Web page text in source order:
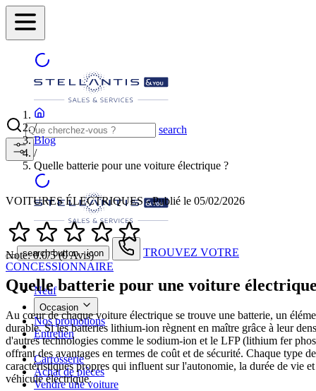
search
search button - icon
TROUVEZ VOTRE
CONCESSIONNAIRE
Neuf
Occasion
Nos promotions
Entretien
Carrosserie
Achat de pièces
Vendre une voiture
/
Blog
/
Quelle batterie pour une voiture électrique ?
VOITURES ÉLECTRIQUES - Publié le 05/02/2026
Note: 0.0/5 (0 Avis)
Quelle batterie pour une voiture
Au cœur de chaquevoiture électrique se trouve une batterie, un
durable. Si les batteries lithium-ion règnent en maître grâce à leur
d'autres technologies comme le sodium-ion et le LFP (lithium fer
offrant des avantages en termes de coût et de sécurité. Chaque type
caractéristiques propres qui influent sur l'autonomie, la durée de vie
véhicule électrique.